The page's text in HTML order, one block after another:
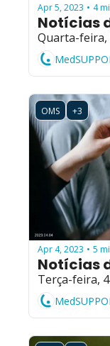
Apr 5, 2023 • 4
Notícias
Quarta-feira,
OMS +3
Apr 4, 2023 • 5
Notícias
Terça-feira,